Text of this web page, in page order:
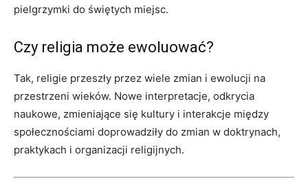
pielgrzymki do świętych miejsc.
Czy religia może ewoluować?
Tak, religie przeszły przez wiele zmian i ewolucji na
przestrzeni wieków. Nowe interpretacje, odkrycia
naukowe, zmieniające się kultury i interakcje między
społecznościami doprowadziły do zmian w doktrynach,
praktykach i organizacji religijnych.